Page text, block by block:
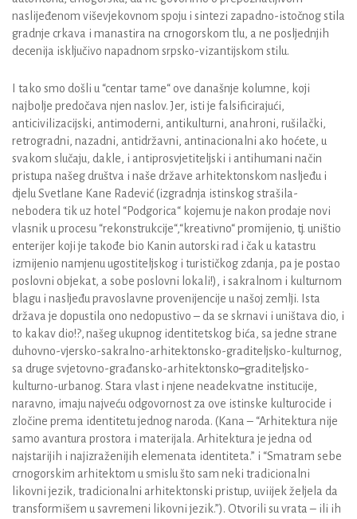
naslijeđenom viševjekovnom spoju i sintezi zapadno-istočnog stila
gradnje crkava i manastira na crnogorskom tlu, a ne posljednjih
decenija isključivo napadnom srpsko-vizantijskom stilu.
I tako smo došli u “centar tame“ ove današnje kolumne, koji
najbolje predočava njen naslov. Jer, isti je falsificirajući,
anticivilizacijski, antimoderni, antikulturni, anahroni, rušilački,
retrogradni, nazadni, antidržavni, antinacionalni ako hoćete, u
svakom slučaju, dakle, i antiprosvjetiteljski i antihumani način
pristupa našeg društva i naše države arhitektonskom nasljeđu i
djelu Svetlane Kane Radević (izgradnja istinskog strašila-
nebodera tik uz hotel “Podgorica“ kojemu je nakon prodaje novi
vlasnik u procesu “rekonstrukcije“,“kreativno“ promijenio, tj. uništio
enterijer koji je takođe bio Kanin autorski rad i čak u katastru
izmijenio namjenu ugostiteljskog i turističkog zdanja, pa je postao
poslovni objekat, a sobe poslovni lokali!), i sakralnom i kulturnom
blagu i nasljeđu pravoslavne provenijencije u našoj zemlji. Ista
država je dopustila ono nedopustivo – da se skrnavi i uništava dio, i
to kakav dio­!?,našeg ukupnog identitetskog bića, sa jedne strane
duhovno-vjersko-sakralno-arhitektonsko-graditeljsko-kulturnog,
sa druge svjetovno-građansko-arhitektonsko–graditeljsko-
kulturno-urbanog. Stara vlast i njene neadekvatne institucije,
naravno, imaju najveću odgovornost za ove istinske kulturocide i
zločine prema identitetu jednog naroda. (Kana – “Arhitektura nije
samo avantura prostora i materijala. Arhitektura je jedna od
najstarijih i najizraženijih elemenata identiteta.” i “Smatram sebe
crnogorskim arhitektom u smislu što sam neki tradicionalni
likovni jezik, tradicionalni arhitektonski pristup, uviijek željela da
transformišem u savremeni likovni jezik.”). Otvorili su vrata – ili ih